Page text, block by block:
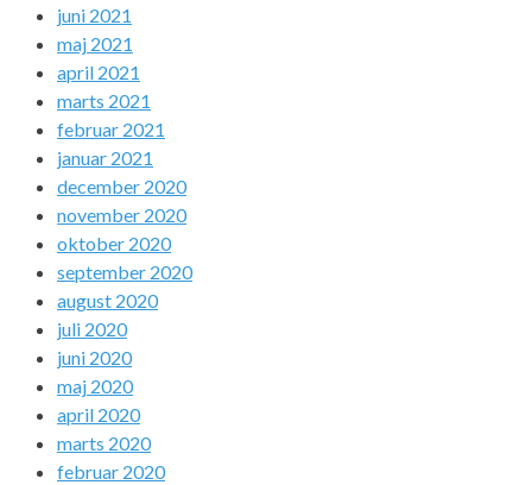
juni 2021
maj 2021
april 2021
marts 2021
februar 2021
januar 2021
december 2020
november 2020
oktober 2020
september 2020
august 2020
juli 2020
juni 2020
maj 2020
april 2020
marts 2020
februar 2020